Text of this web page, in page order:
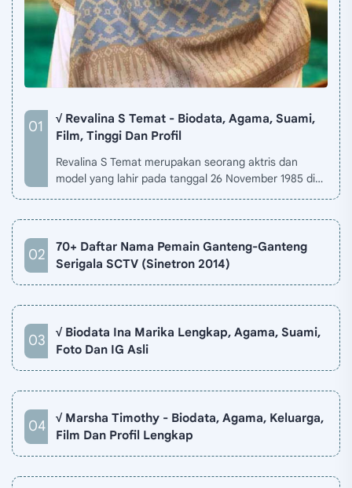
√ Revalina S Temat - Biodata, Agama, Suami,
Film, Tinggi Dan Profil
Revalina S Temat merupakan seorang aktris dan
model yang lahir pada tanggal 26 November 1985 di
70+ Daftar Nama Pemain Ganteng-Ganteng
Serigala SCTV (Sinetron 2014)
√ Biodata Ina Marika Lengkap, Agama, Suami,
Foto Dan IG Asli
√ Marsha Timothy - Biodata, Agama, Keluarga,
Film Dan Profil Lengkap